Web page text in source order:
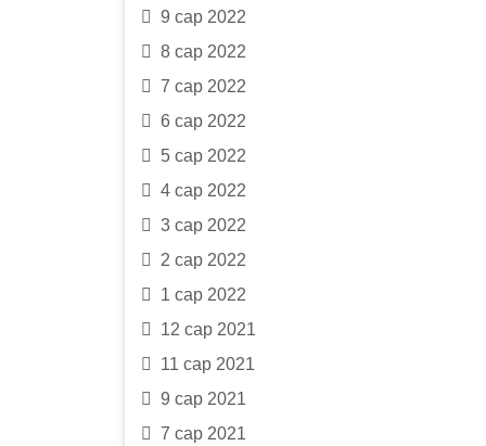
9 сар 2022
8 сар 2022
7 сар 2022
6 сар 2022
5 сар 2022
4 сар 2022
3 сар 2022
2 сар 2022
1 сар 2022
12 сар 2021
11 сар 2021
9 сар 2021
7 сар 2021